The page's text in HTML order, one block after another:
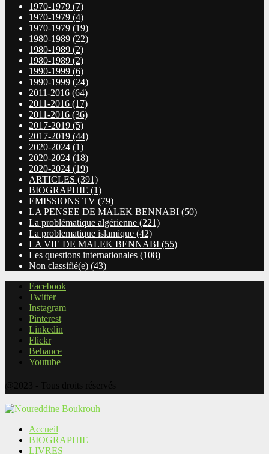
1970-1979 (7)
1970-1979 (4)
1970-1979 (19)
1980-1989 (22)
1980-1989 (2)
1980-1989 (2)
1990-1999 (6)
1990-1999 (24)
2011-2016 (64)
2011-2016 (17)
2011-2016 (36)
2017-2019 (5)
2017-2019 (44)
2020-2024 (1)
2020-2024 (18)
2020-2024 (19)
ARTICLES (391)
BIOGRAPHIE (1)
EMISSIONS TV (79)
LA PENSEE DE MALEK BENNABI (50)
La problématique algérienne (221)
La problematique islamique (42)
LA VIE DE MALEK BENNABI (55)
Les questions internationales (108)
Non classifié(e) (43)
Facebook
Twitter
Instagram
Pinterest
Linkedin
Flickr
Behance
Youtube
Accueil
BIOGRAPHIE
LIVRES